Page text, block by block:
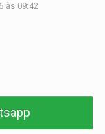
às 09:42